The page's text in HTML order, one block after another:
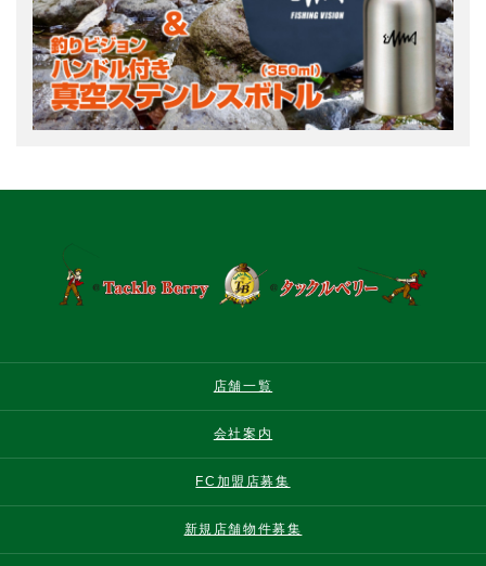
店舗一覧
会社案内
FC加盟店募集
新規店舗物件募集